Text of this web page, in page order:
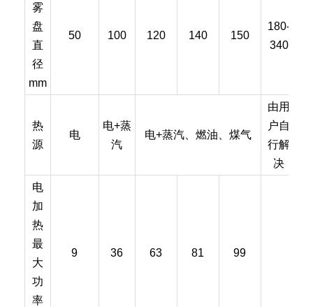
雾
盘
直
径
mm
50 100 120 140 150
180-
340
热
源
电
电+蒸
汽
电+蒸汽、燃油、煤气
由用
户自
行解
决
电
加
热
最
大
功
率
9 36 63 81 99